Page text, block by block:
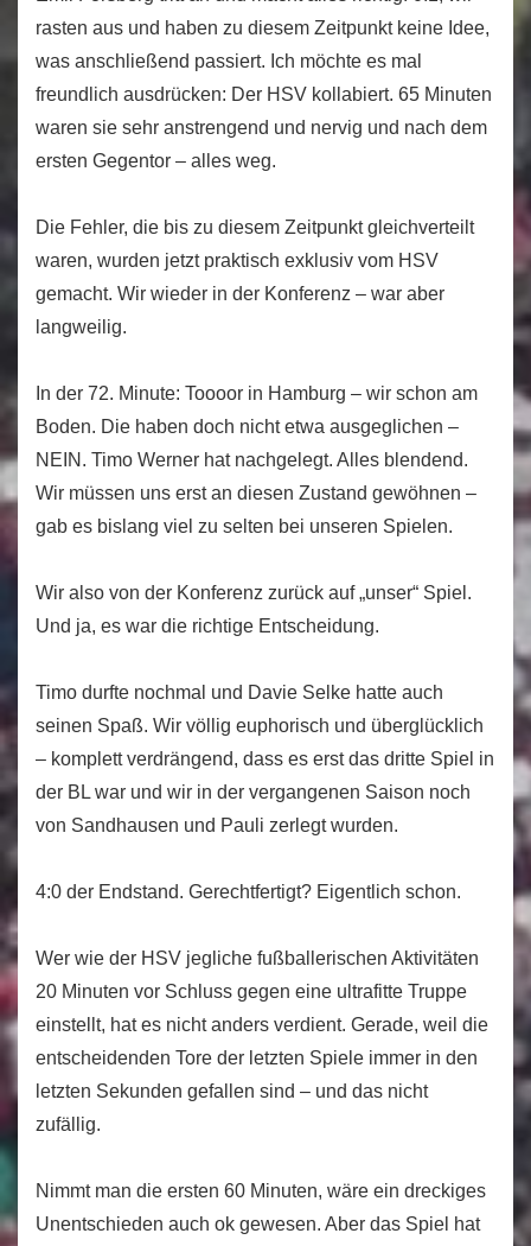
rasten aus und haben zu diesem Zeitpunkt keine Idee,
was anschließend passiert. Ich möchte es mal
freundlich ausdrücken: Der HSV kollabiert. 65 Minuten
waren sie sehr anstrengend und nervig und nach dem
ersten Gegentor – alles weg.
Die Fehler, die bis zu diesem Zeitpunkt gleichverteilt
waren, wurden jetzt praktisch exklusiv vom HSV
gemacht. Wir wieder in der Konferenz – war aber
langweilig.
In der 72. Minute: Toooor in Hamburg – wir schon am
Boden. Die haben doch nicht etwa ausgeglichen –
NEIN. Timo Werner hat nachgelegt. Alles blendend.
Wir müssen uns erst an diesen Zustand gewöhnen –
gab es bislang viel zu selten bei unseren Spielen.
Wir also von der Konferenz zurück auf „unser“ Spiel.
Und ja, es war die richtige Entscheidung.
Timo durfte nochmal und Davie Selke hatte auch
seinen Spaß. Wir völlig euphorisch und überglücklich
– komplett verdrängend, dass es erst das dritte Spiel in
der BL war und wir in der vergangenen Saison noch
von Sandhausen und Pauli zerlegt wurden.
4:0 der Endstand. Gerechtfertigt? Eigentlich schon.
Wer wie der HSV jegliche fußballerischen Aktivitäten
20 Minuten vor Schluss gegen eine ultrafitte Truppe
einstellt, hat es nicht anders verdient. Gerade, weil die
entscheidenden Tore der letzten Spiele immer in den
letzten Sekunden gefallen sind – und das nicht
zufällig.
Nimmt man die ersten 60 Minuten, wäre ein dreckiges
Unentschieden auch ok gewesen. Aber das Spiel hat